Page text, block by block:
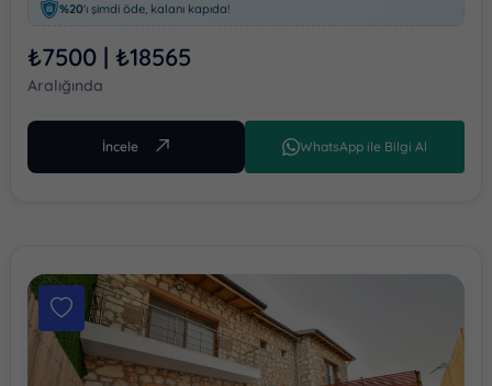
%20'ı şimdi öde, kalanı kapıda!
₺7500 | ₺18565
Aralığında
İncele WhatsApp ile Bilgi Al